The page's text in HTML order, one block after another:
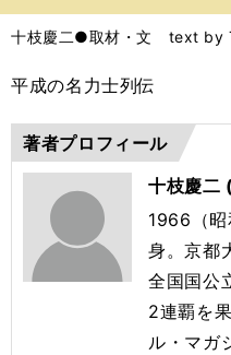
バ
十枝慶二●取材・文 text by
平成の名力士列伝
著者プロフィール
十枝慶二
1966（昭
身。京都
全国国公
2連覇を
ル・マガ